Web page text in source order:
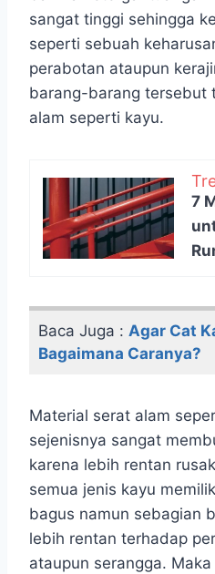
sangat tinggi sehingga
seperti sebuah
perabotan ataupun
barang-barang tersebut
alam seperti kayu.
7
Baca Juga : Agar Cat
Bagaimana Caranya?
Material serat alam
sejenisnya sangat
karena lebih rentan
semua jenis kayu
bagus namun sebagian
lebih rentan terhadap
ataupun serangga.